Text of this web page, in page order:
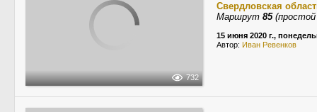
732
Свердловская
Маршрут 85(простой
15 июня 2020 г.,
Автор: Иван Ревенков